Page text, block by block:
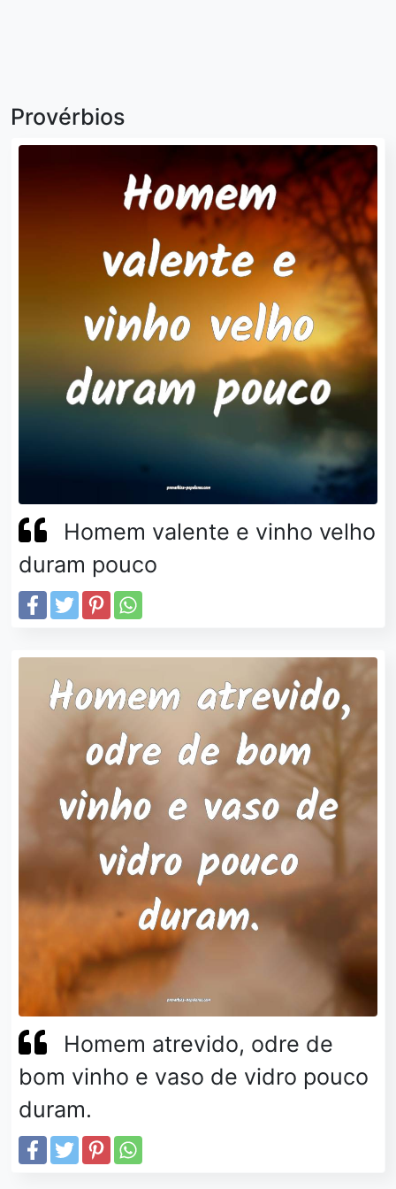
Provérbios
Homem valente e vinho velho
duram pouco
Homem atrevido, odre de
bom vinho e vaso de vidro pouco
duram.